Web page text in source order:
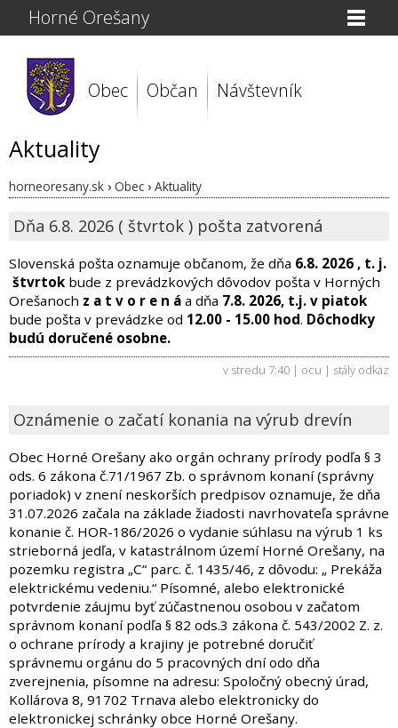
Horné Orešany
Obec Občan Návštevník
Aktuality
horneoresany.sk › Obec › Aktuality
Dňa 6.8. 2026 ( štvrtok ) pošta zatvorená
Slovenská pošta oznamuje občanom, že dňa 6.8. 2026 , t. j.
štvrtok bude z prevádzkových dôvodov pošta v Horných
Orešanoch z a t v o r e n á a dňa 7.8. 2026, t.j. v piatok
bude pošta v prevádzke od 12.00 - 15.00 hod. Dôchodky
budú doručené osobne.
v stredu 7:40 | ocu | stály odkaz
Oznámenie o začatí konania na výrub drevín
Obec Horné Orešany ako orgán ochrany prírody podľa § 3
ods. 6 zákona č.71/1967 Zb. o správnom konaní (správny
poriadok) v znení neskorších predpisov oznamuje, že dňa
31.07.2026 začala na základe žiadosti navrhovateľa správne
konanie č. HOR-186/2026 o vydanie súhlasu na výrub 1 ks
strieborná jedľa, v katastrálnom území Horné Orešany, na
pozemku registra „C“ parc. č. 1435/46, z dôvodu: „ Prekáža
elektrickému vedeniu.“ Písomné, alebo elektronické
potvrdenie záujmu byť zúčastnenou osobou v začatom
správnom konaní podľa § 82 ods.3 zákona č. 543/2002 Z. z.
o ochrane prírody a krajiny je potrebné doručiť
správnemu orgánu do 5 pracovných dní odo dňa
zverejnenia, písomne na adresu: Spoločný obecný úrad,
Kollárova 8, 91702 Trnava alebo elektronicky do
elektronickej schránky obce Horné Orešany.